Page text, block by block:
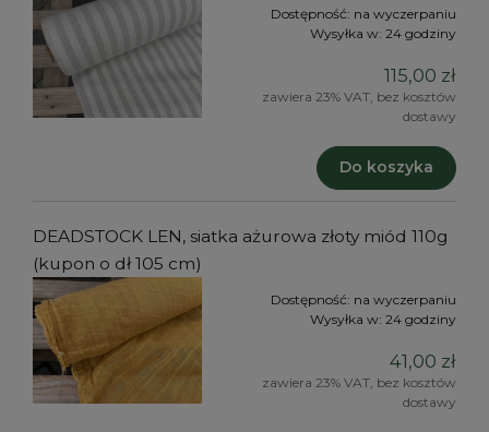
Dostępność: na wyczerpaniu
Wysyłka w: 24 godziny
115,00 zł
zawiera 23% VAT, bez kosztów
dostawy
Do koszyka
DEADSTOCK LEN, siatka ażurowa złoty miód 110g
(kupon o dł 105 cm)
Dostępność: na wyczerpaniu
Wysyłka w: 24 godziny
41,00 zł
zawiera 23% VAT, bez kosztów
dostawy